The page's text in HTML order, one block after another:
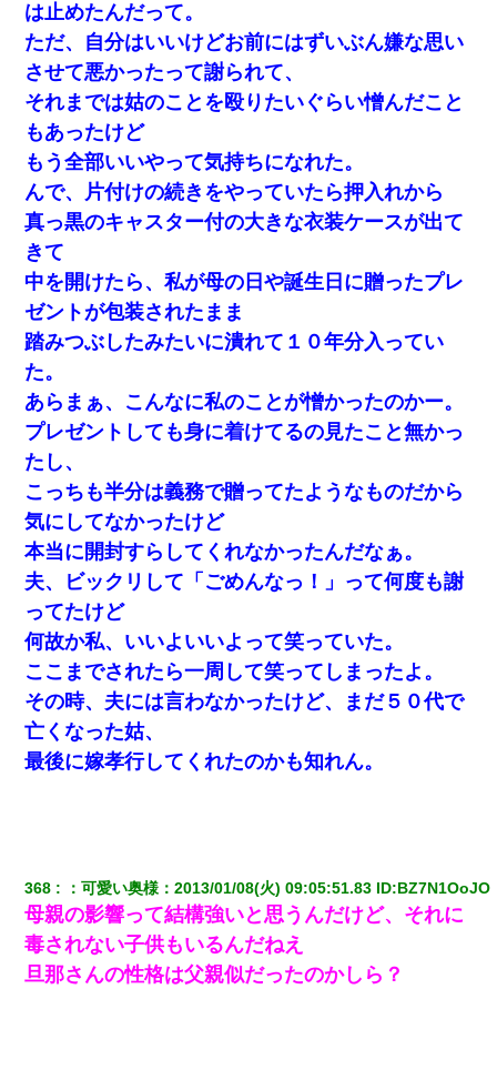
シャッターリモコンあるだろ？DOWNのボタン押してｗ」
→ 待つこと１時間弱・・・
ミスした新人(
)に冗談で「行為させてくれたら許してあ
げる」って言ったら・・・
兄の新しい嫁がやらかしすぎて辛い。当たり前のように実
家や姪の幼稚園に来る
元旦那から復縁要請。息子「最新型のiPhoneも買えない貧
乏は嫌だ、再婚して」私「なら父親と暮らせ」息子「やっ
た＾＾」私（もう手遅れだったんだな…）
【衝撃】ある工場に配属すると、女の人がみんな退職して
しまう。会社「仕事がハードだし田舎で娯楽も少ないから
キツイのか…」→ 実際は違った
この母親は娘の黒歴史を掘り出さないと死ぬんか？ 死ぬ
んか？
転職先が決まったので退職の意思を伝えたら。上司「無責
任」「簡単には辞めさせない」私（どうせ辞めるし…）→
思いっきり反論をしてみた
[緊急]ベロベロの女に声をかけて行為してきた結果
中途採用のAが部長から呼び出された。Aはヘラヘラと部屋
に入っていき、1時間後に号泣しながら出てきて…
最近うちの庭に知らない男の人がしょっちゅう入ってく
る。それを職場で愚痴ったら、同僚男性が怒鳴りつけてき
た。
「お前の父ちゃんは自宅警備員」とかからかわれたけど、
実はとんでもない仕事に就いていた
は止めたんだって。
ただ、自分はいいけどお前にはずいぶん嫌な思い
させて悪かったって謝られて、
それまでは姑のことを殴りたいぐらい憎んだこと
もあったけど
もう全部いいやって気持ちになれた。
んで、片付けの続きをやっていたら押入れから
真っ黒のキャスター付の大きな衣装ケースが出て
きて
中を開けたら、私が母の日や誕生日に贈ったプレ
ゼントが包装されたまま
踏みつぶしたみたいに潰れて１０年分入ってい
た。
あらまぁ、こんなに私のことが憎かったのかー。
プレゼントしても身に着けてるの見たこと無かっ
たし、
こっちも半分は義務で贈ってたようなものだから
気にしてなかったけど
本当に開封すらしてくれなかったんだなぁ。
夫、ビックリして「ごめんなっ！」って何度も謝
ってたけど
何故か私、いいよいいよって笑っていた。
ここまでされたら一周して笑ってしまったよ。
その時、夫には言わなかったけど、まだ５０代で
亡くなった姑、
最後に嫁孝行してくれたのかも知れん。
368 ：可愛い奥様 ：2013/01/08(火) 09:05:51.83 ID:BZ7N1OoJO
母親の影響って結構強いと思うんだけど、それに
毒されない子供もいるんだねえ
旦那さんの性格は父親似だったのかしら？